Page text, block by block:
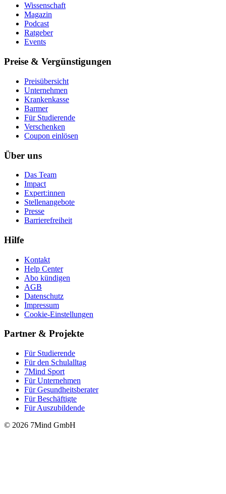
Wissenschaft
Magazin
Podcast
Ratgeber
Events
Preise & Vergünstigungen
Preisübersicht
Unternehmen
Krankenkasse
Barmer
Für Studierende
Ver­schen­ken
Coupon einlösen
Über uns
Das Team
Impact
Expert:innen
Stellenangebote
Presse
Barrierefreiheit
Hilfe
Kontakt
Help Center
Abo kündigen
AGB
Datenschutz
Impressum
Cookie-Einstellungen
Partner & Projekte
Für Stu­die­rende
Für den Schulalltag
7Mind Sport
Für Unter­neh­men
Für Gesund­heits­be­ra­ter
Für Beschäftigte
Für Auszubildende
© 2026 7Mind GmbH